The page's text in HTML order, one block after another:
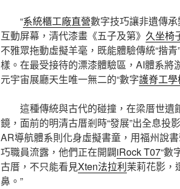
“系統櫃工廠直營數字技巧讓非遺傳
互動屏幕，清代漆畫《五子及第》 久坐椅
不雅眾拖動虛擬羊毫，既能體驗傳統“揩
樣。在最受接待的漂漆體驗區，AI體系將
元宇宙展廳天生唯一無二的“數字護脊工學
這種傳統與古代的碰撞，在梁厝世
鏡，面前的明清古厝剎時“發展”出全息投
AR導航體系則化身虛擬書童，用福州說
巧職員流露，他們正在開闢iRock T07“數
古厝，不只能看見Xten法拉利茉莉花影，
鼻。”